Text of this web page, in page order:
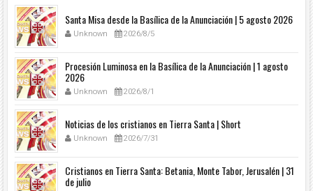
Santa Misa desde la Basílica de la Anunciación | 5 agosto 2026
Unknown 2026/8/5
Procesión Luminosa en la Basílica de la Anunciación | 1 agosto
2026
Unknown 2026/8/1
Noticias de los cristianos en Tierra Santa | Short
Unknown 2026/7/31
Cristianos en Tierra Santa: Betania, Monte Tabor, Jerusalén | 31
de julio